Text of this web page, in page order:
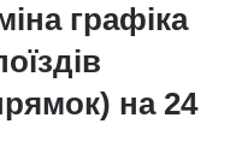
графіка
на 24